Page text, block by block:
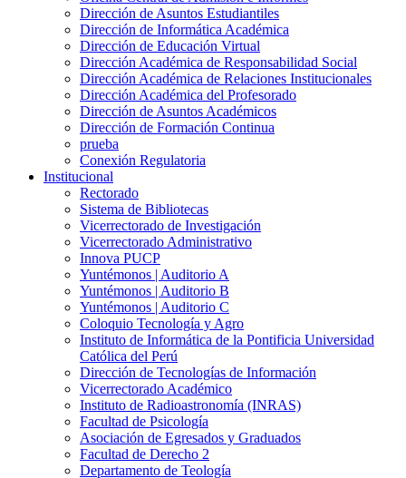
Dirección de Asuntos Estudiantiles
Dirección de Informática Académica
Dirección de Educación Virtual
Dirección Académica de Responsabilidad Social
Dirección Académica de Relaciones Institucionales
Dirección Académica del Profesorado
Dirección de Asuntos Académicos
Dirección de Formación Continua
prueba
Conexión Regulatoria
Institucional
Rectorado
Sistema de Bibliotecas
Vicerrectorado de Investigación
Vicerrectorado Administrativo
Innova PUCP
Yuntémonos | Auditorio A
Yuntémonos | Auditorio B
Yuntémonos | Auditorio C
Coloquio Tecnología y Agro
Instituto de Informática de la Pontificia Universidad
Católica del Perú
Dirección de Tecnologías de Información
Vicerrectorado Académico
Instituto de Radioastronomía (INRAS)
Facultad de Psicología
Asociación de Egresados y Graduados
Facultad de Derecho 2
Departamento de Teología